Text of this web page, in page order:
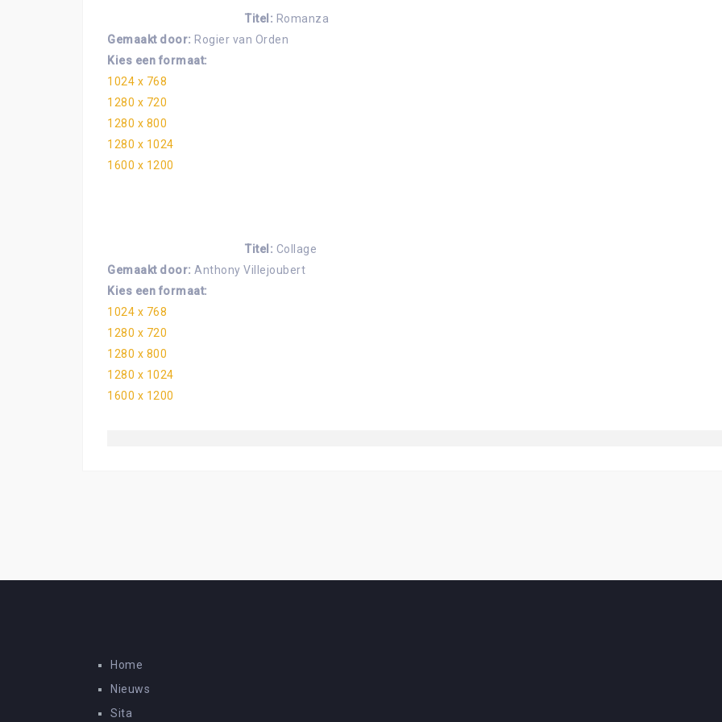
Titel: Romanza
Gemaakt door: Rogier van Orden
Kies een formaat:
1024 x 768
1280 x 720
1280 x 800
1280 x 1024
1600 x 1200
Titel: Collage
Gemaakt door: Anthony Villejoubert
Kies een formaat:
1024 x 768
1280 x 720
1280 x 800
1280 x 1024
1600 x 1200
Home
Nieuws
Sita